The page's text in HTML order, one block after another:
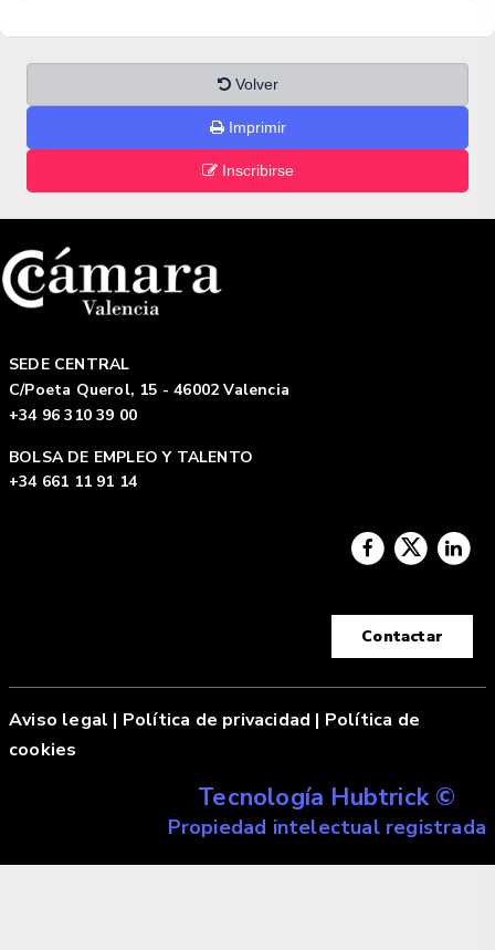
Volver
Imprimir
Inscribirse
SEDE CENTRAL
C/Poeta Querol, 15 - 46002 Valencia
+34 96 310 39 00
BOLSA DE EMPLEO Y TALENTO
+34 661 11 91 14
Contactar
Aviso legal | Política de privacidad | Política de
cookies
Tecnología Hubtrick ©
Propiedad intelectual registrada